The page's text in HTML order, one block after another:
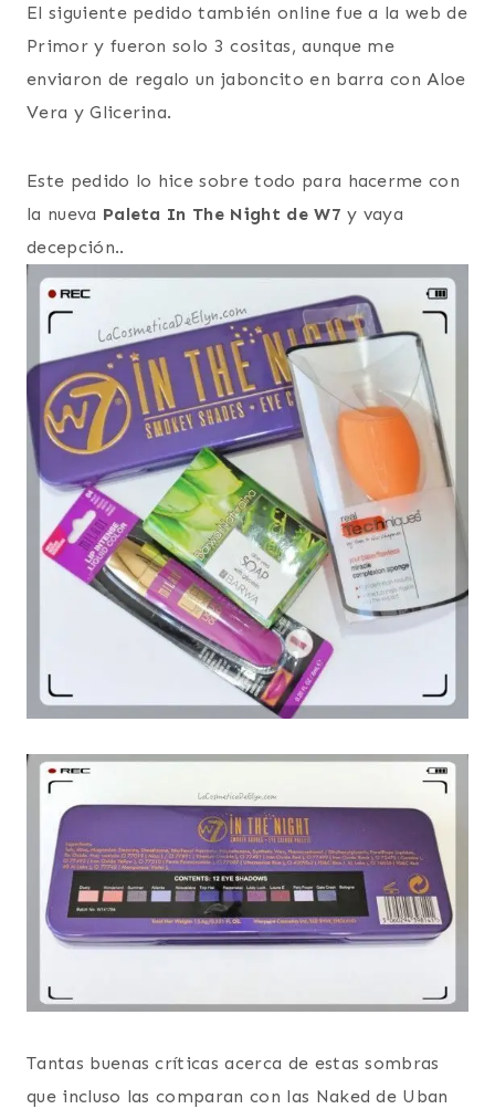
El siguiente pedido también online fue a la web de
Primor y fueron solo 3 cositas, aunque me
enviaron de regalo un jaboncito en barra con Aloe
Vera y Glicerina.
Este pedido lo hice sobre todo para hacerme con
la nueva Paleta In The Night de W7 y vaya
decepción..
Tantas buenas críticas acerca de estas sombras
que incluso las comparan con las Naked de Uban